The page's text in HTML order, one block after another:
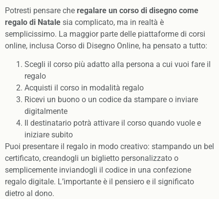
Potresti pensare che regalare un corso di disegno come
regalo di Natale sia complicato, ma in realtà è
semplicissimo. La maggior parte delle piattaforme di corsi
online, inclusa Corso di Disegno Online, ha pensato a tutto:
Scegli il corso più adatto alla persona a cui vuoi fare il
regalo
Acquisti il corso in modalità regalo
Ricevi un buono o un codice da stampare o inviare
digitalmente
Il destinatario potrà attivare il corso quando vuole e
iniziare subito
Puoi presentare il regalo in modo creativo: stampando un bel
certificato, creandogli un biglietto personalizzato o
semplicemente inviandogli il codice in una confezione
regalo digitale. L’importante è il pensiero e il significato
dietro al dono.